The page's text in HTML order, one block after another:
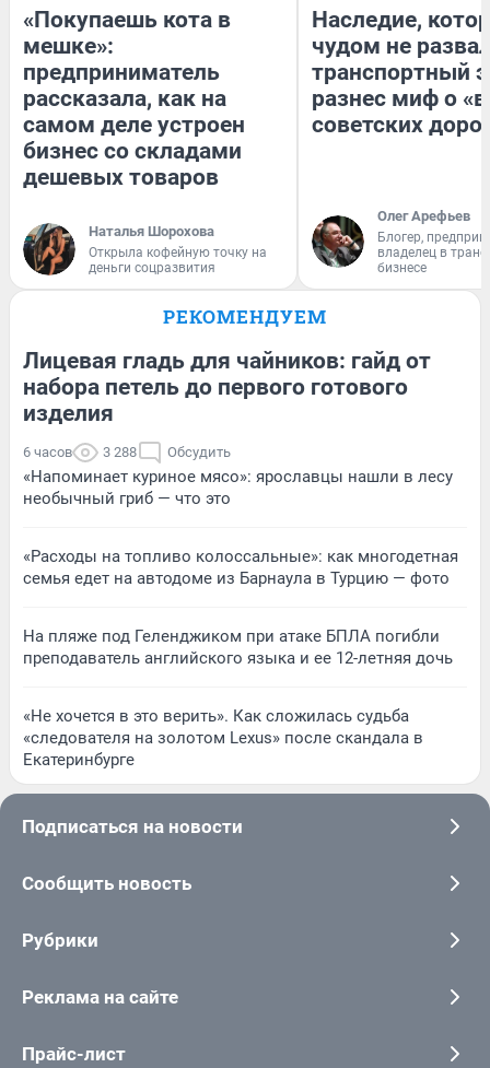
«Покупаешь кота в
мешке»:
предприниматель
рассказала, как на
самом деле устроен
бизнес со складами
дешевых товаров
Наталья Шорохова
Открыла кофейную точку на
деньги соцразвития
Наследие,
чудом не
транспортный
разнес миф о
советских
Олег Арефьев
Блогер,
владелец в
бизнесе
РЕКОМЕНДУЕМ
Лицевая гладь для чайников: гайд от
набора петель до первого готового
изделия
6 часов 3 288 Обсудить
«Напоминает куриное мясо»: ярославцы нашли в лесу
необычный гриб — что это
«Расходы на топливо колоссальные»: как многодетная
семья едет на автодоме из Барнаула в Турцию — фото
На пляже под Геленджиком при атаке БПЛА погибли
преподаватель английского языка и ее 12-летняя дочь
«Не хочется в это верить». Как сложилась судьба
«следователя на золотом Lexus» после скандала в
Екатеринбурге
Подписаться на новости
Сообщить новость
Рубрики
Реклама на сайте
Прайс-лист